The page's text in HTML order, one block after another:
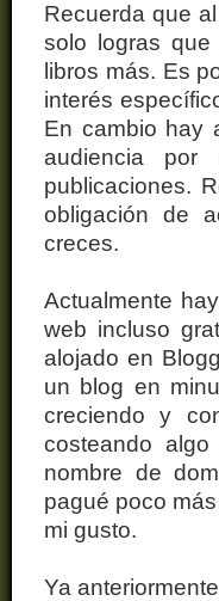
Recuerda que
solo logras
libros más. Es
interés
En cambio hay
audiencia por
publicaciones.
obligación de
creces.
Actualmente
web incluso
alojado en
un blog en
creciendo y
costeando
nombre de
pagué poco
mi gusto.
Ya